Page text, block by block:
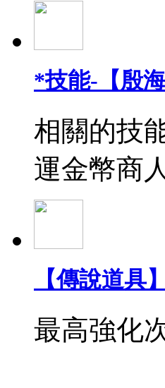
*技能-【殷
相關的技
運金幣商
【傳說道具
最高強化